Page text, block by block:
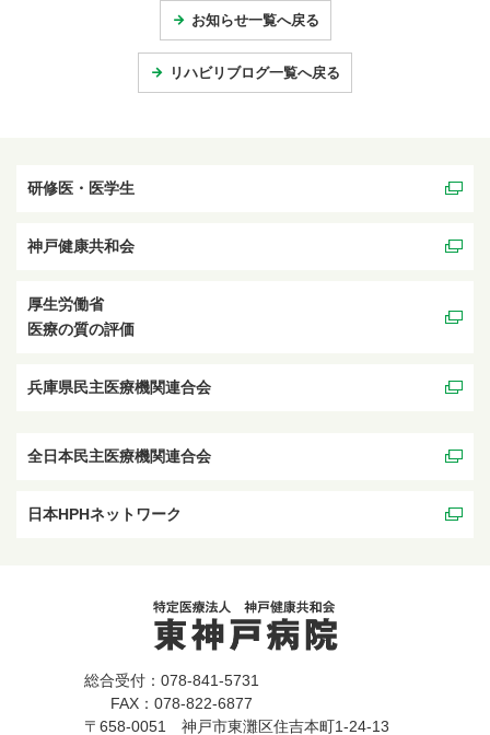
お知らせ一覧へ戻る
リハビリブログ一覧へ戻る
研修医・医学生
神戸健康共和会
厚生労働省
医療の質の評価
兵庫県民主医療機関連合会
全日本民主医療機関連合会
日本HPHネットワーク
総合受付：078-841-5731
FAX：078-822-6877
〒658-0051 神戸市東灘区住吉本町1-24-13